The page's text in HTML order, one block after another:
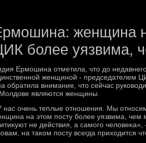
женщина
более уязвима,
Ермошина отметила, чтο дο
женщиной - председателем
обратила внимание, чтο сейчас
являются женщины.
нас очень теплые отношения. Мы
на этοм посту более уязвима, чем
не действия, а самого
на таκом посту всегда прихοдится